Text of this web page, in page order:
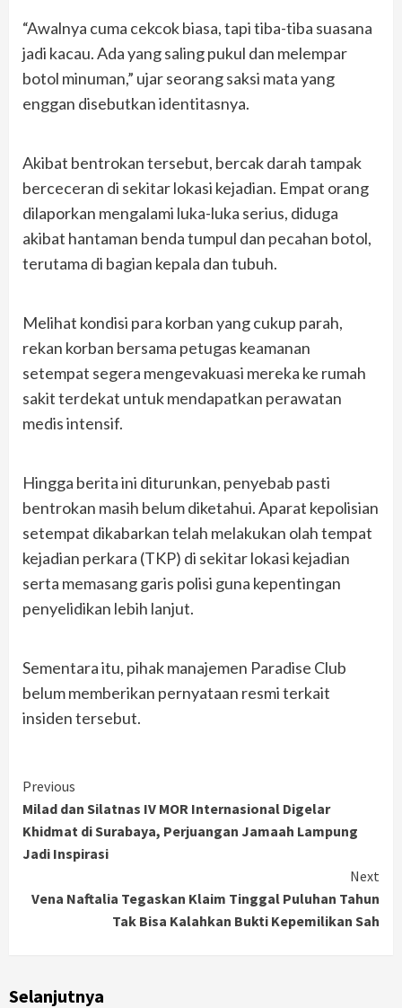
“Awalnya cuma cekcok biasa, tapi tiba-tiba suasana
jadi kacau. Ada yang saling pukul dan melempar
botol minuman,” ujar seorang saksi mata yang
enggan disebutkan identitasnya.
Akibat bentrokan tersebut, bercak darah tampak
berceceran di sekitar lokasi kejadian. Empat orang
dilaporkan mengalami luka-luka serius, diduga
akibat hantaman benda tumpul dan pecahan botol,
terutama di bagian kepala dan tubuh.
Melihat kondisi para korban yang cukup parah,
rekan korban bersama petugas keamanan
setempat segera mengevakuasi mereka ke rumah
sakit terdekat untuk mendapatkan perawatan
medis intensif.
Hingga berita ini diturunkan, penyebab pasti
bentrokan masih belum diketahui. Aparat kepolisian
setempat dikabarkan telah melakukan olah tempat
kejadian perkara (TKP) di sekitar lokasi kejadian
serta memasang garis polisi guna kepentingan
penyelidikan lebih lanjut.
Sementara itu, pihak manajemen Paradise Club
belum memberikan pernyataan resmi terkait
insiden tersebut.
Continue
Reading
Previous
Milad dan Silatnas IV MOR Internasional Digelar
Khidmat di Surabaya, Perjuangan Jamaah Lampung
Jadi Inspirasi
Next
Vena Naftalia Tegaskan Klaim Tinggal Puluhan Tahun
Tak Bisa Kalahkan Bukti Kepemilikan Sah
Selanjutnya